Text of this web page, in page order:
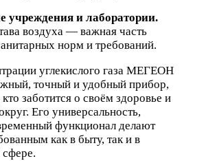
учреждения и лаборатории.
воздуха — важная часть
норм и требований.
углекислого газа МЕГЕОН
точный и удобный прибор,
заботится о своём здоровье и
Его универсальность,
функционал делают
как в быту, так и в